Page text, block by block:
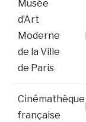
Musée
d’Art
Moderne
de la Ville
de Paris
Cinémathèque
française